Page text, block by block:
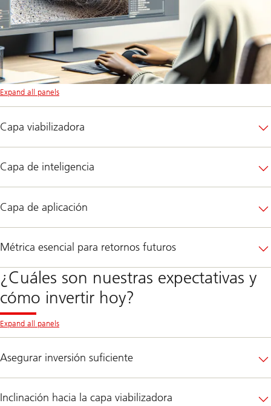
Expand all panels
Capa viabilizadora
Capa de inteligencia
Capa de aplicación
Métrica esencial para retornos futuros
¿Cuáles son nuestras expectativas y
cómo invertir hoy?
Expand all panels
Asegurar inversión suficiente
Inclinación hacia la capa viabilizadora